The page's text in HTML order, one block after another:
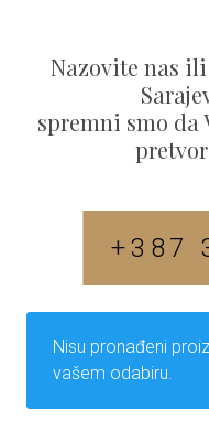
Nazovite nas
spremni smo da
+387
Nisu pronađeni
vašem odabiru.